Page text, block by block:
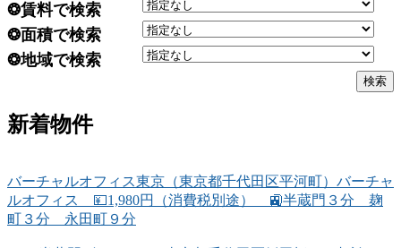
❂賃料で検索
❂面積で検索
❂地域で検索
新着物件
バーチャルオフィス東京（東京都千代田区平河町）バーチャ
ルオフィス 💴1,980円（消費税別途） 🚉半蔵門３分 麹
町３分 永田町９分